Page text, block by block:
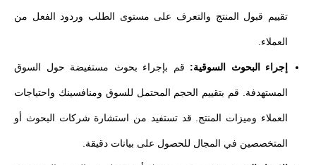
تقييم قبول المنتج والتعرف على مستوى الطلب وردود الفعل من
العملاء.
إجراء البحوث السوقية: قم بإجراء بحوث مستفيضة حول السوق
المستهدفة. قم بتقييم الحجم المحتمل للسوق ومنافسينك واحتياجات
العملاء وميزات المنتج. قد تستفيد من استشارة شركات البحوث أو
المتخصصين في المجال للحصول على بيانات دقيقة.